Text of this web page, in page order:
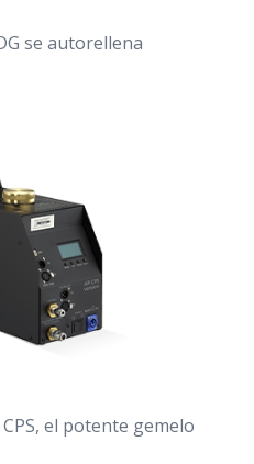
se autorellena
, el potente gemelo